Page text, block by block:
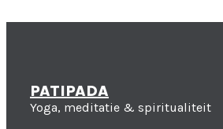
PATIPADA
Yoga, meditatie & spiritualiteit